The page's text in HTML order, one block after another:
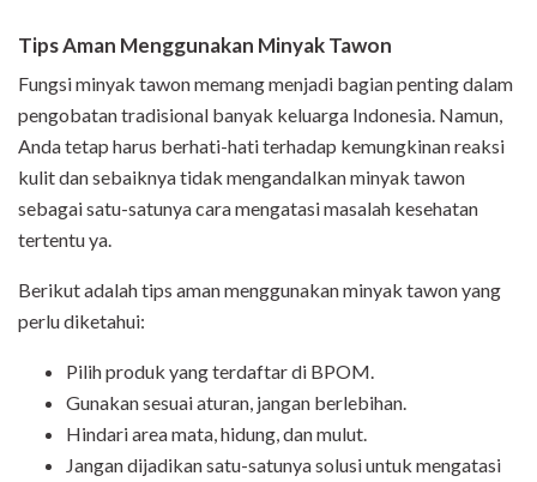
Tips Aman Menggunakan Minyak Tawon
Fungsi minyak tawon memang menjadi bagian penting dalam
pengobatan tradisional banyak keluarga Indonesia. Namun,
Anda tetap harus berhati-hati terhadap kemungkinan reaksi
kulit dan sebaiknya tidak mengandalkan minyak tawon
sebagai satu-satunya cara mengatasi masalah kesehatan
tertentu ya.
Berikut adalah tips aman menggunakan minyak tawon yang
perlu diketahui:
Pilih produk yang terdaftar di BPOM.
Gunakan sesuai aturan, jangan berlebihan.
Hindari area mata, hidung, dan mulut.
Jangan dijadikan satu-satunya solusi untuk mengatasi